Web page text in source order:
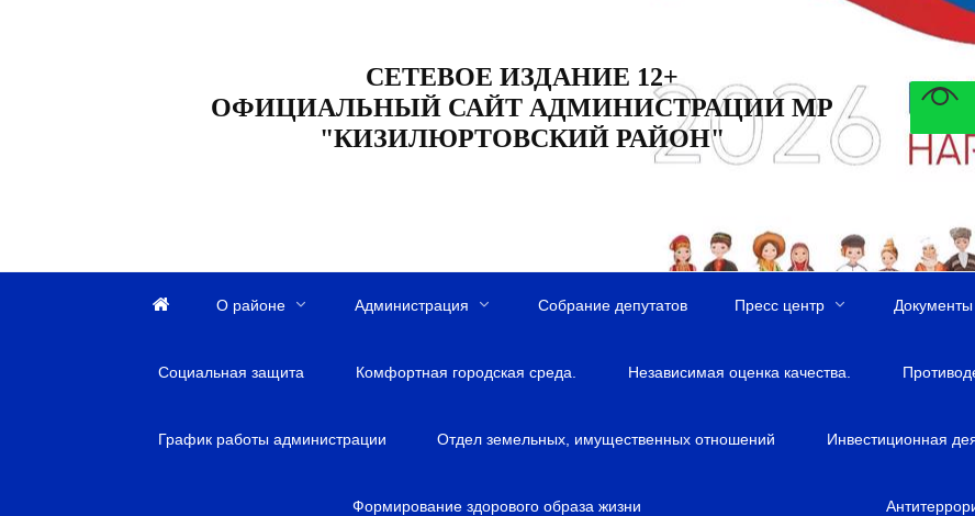
СЕТЕВОЕ ИЗДАНИЕ 12+
ОФИЦИАЛЬНЫЙ САЙТ АДМИНИСТРАЦИИ МР
"КИЗИЛЮРТОВСКИЙ РАЙОН"
а
н
О районе Администрация Собрание депутатов Пресс центр Документы
Социальная защита Комфортная городская среда. Независимая оценка качества.
График работы администрации Отдел земельных, имущественных отношений Инвестиционная
Формирование здорового образа жизни